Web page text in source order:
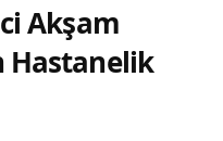
Akşam
Hastanelik